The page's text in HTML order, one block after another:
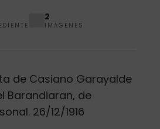
2
IMÁGENES
de Casiano Garayalde
Barandiaran, de
26/12/1916